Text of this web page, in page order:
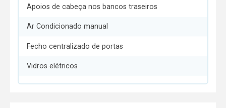
Apoios de cabeça nos bancos traseiros
Ar Condicionado manual
Fecho centralizado de portas
Vidros elétricos